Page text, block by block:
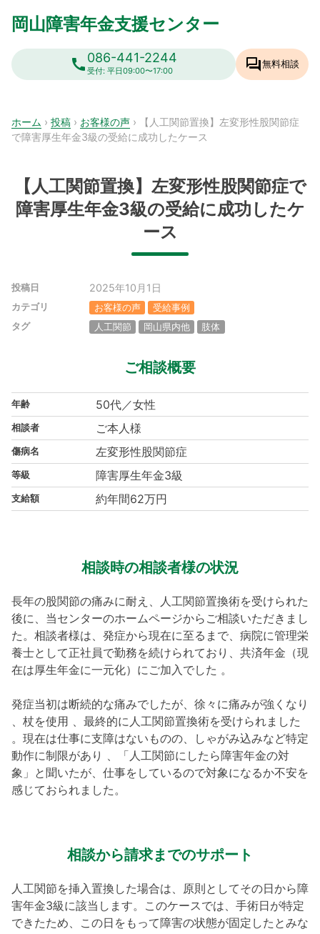
岡山障害年金支援センター
call086-441-2244
受付: 平日09:00〜17:00 forum無料相談
ホーム › 投稿 › お客様の声 › 【人工関節置換】左変形性股関節症
で障害厚生年金3級の受給に成功したケース
【人工関節置換】左変形性股関節症で
障害厚生年金3級の受給に成功したケ
ース
投稿日 2025年10月1日
カテゴリ お客様の声
受給事例
タグ
人工関節 岡山県内他 肢体
ご相談概要
年齢 50代／女性
相談者 ご本人様
傷病名 左変形性股関節症
等級 障害厚生年金3級
支給額 約年間62万円
相談時の相談者様の状況
長年の股関節の痛みに耐え、人工関節置換術を受けられた
後に、当センターのホームページからご相談いただきまし
た。相談者様は、発症から現在に至るまで、病院に管理栄
養士として正社員で勤務を続けられており、共済年金（現
在は厚生年金に一元化）にご加入でした 。
発症当初は断続的な痛みでしたが、徐々に痛みが強くなり
、杖を使用 、最終的に人工関節置換術を受けられました
。現在は仕事に支障はないものの、しゃがみ込みなど特定
動作に制限があり 、「人工関節にしたら障害年金の対
象」と聞いたが、仕事をしているので対象になるか不安を
感じておられました。
相談から請求までのサポート
人工関節を挿入置換した場合は、原則としてその日から障
害年金3級に該当します。このケースでは、手術日が特定
できたため、この日をもって障害の状態が固定したとみな